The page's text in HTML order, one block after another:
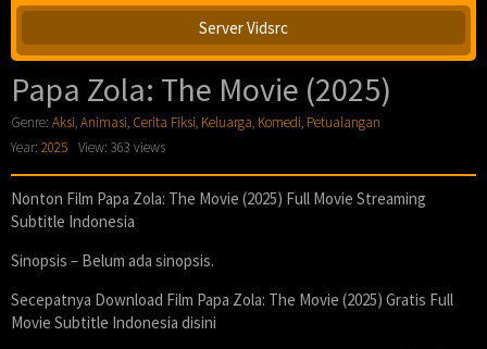
Server Vidsrc
Papa Zola: The Movie (2025)
Genre: Aksi,Animasi, Cerita Fiksi, Keluarga, Komedi, Petualangan
Year: 2025 View: 363 views
Nonton Film Papa Zola: The Movie (2025) Full Movie Streaming
Subtitle Indonesia
Sinopsis – Belum ada sinopsis.
Secepatnya Download Film Papa Zola: The Movie (2025) Gratis Full
Movie Subtitle Indonesia disini